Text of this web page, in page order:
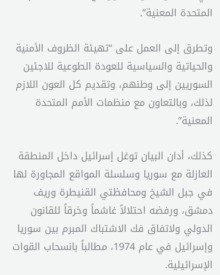
المتحدة المعنية”.
وتطرق إلى العمل على “تهيئة الظروف الأمنية
والحياتية والسياسية للعودة الطوعية للاجئين
السوريين إلى وطنهم، وتقديم كل العون اللازم
لذلك، وبالتعاون مع منظمات الأمم المتحدة
المعنية”.
كذلك، أدان البيان توغل إسرائيل داخل المنطقة
العازلة مع سوريا وسلسلة المواقع المجاورة لها
في جبل الشيخ ومحافظتي القنيطرة وريف
دمشق، ورفضه احتلالاً غاشماً وخرقاً للقانون
الدولي ولاتفاق فك الاشتباك المبرم بين سوريا
وإسرائيل في عام 1974، مطالباً بانسحاب القوات
الإسرائيلية.